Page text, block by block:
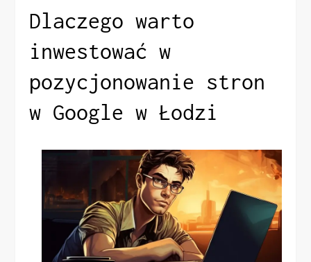
Dlaczego warto
inwestować w
pozycjonowanie stron
w Google w Łodzi